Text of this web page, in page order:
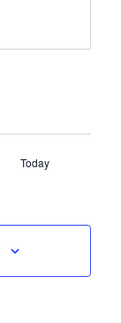
Today